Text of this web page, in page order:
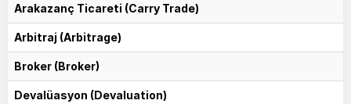
Arakazanç Ticareti (Carry Trade)
Arbitraj (Arbitrage)
Broker (Broker)
Devalüasyon (Devaluation)